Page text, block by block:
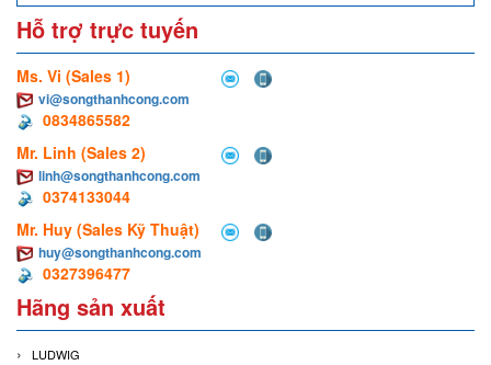
Hỗ trợ trực tuyến
Ms. Vi (Sales 1)
vi@songthanhcong.com
0834865582
Mr. Linh (Sales 2)
linh@songthanhcong.com
0374133044
Mr. Huy (Sales Kỹ Thuật)
huy@songthanhcong.com
0327396477
Hãng sản xuất
LUDWIG